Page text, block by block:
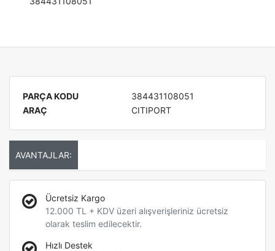
PARÇA KODU
384431108051
ARAÇ
CITIPORT
AVANTAJLAR:
Ücretsiz Kargo
12.000 TL + KDV üzeri alışverişleriniz ücretsiz
olarak teslim edilecektir.
Hızlı Destek